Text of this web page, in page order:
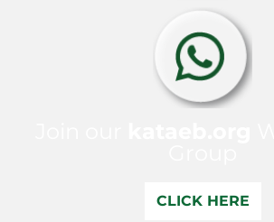
CLICK HERE